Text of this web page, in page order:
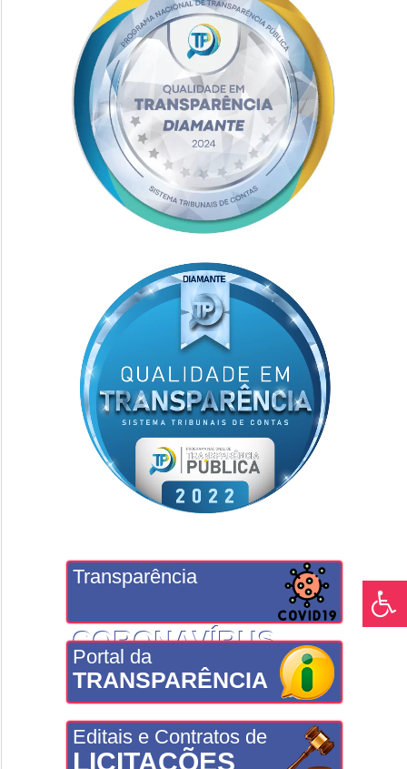
Transparência
CORONAVÍRUS
Portal da
TRANSPARÊNCIA
Editais e Contratos de
LICITAÇÕES